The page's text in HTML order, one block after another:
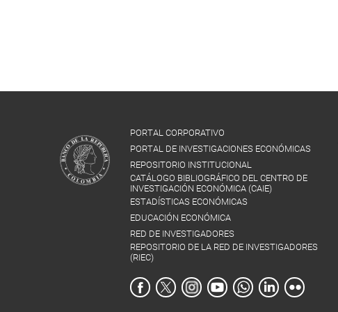
PORTAL CORPORATIVO
PORTAL DE INVESTIGACIONES ECONÓMICAS
REPOSITORIO INSTITUCIONAL
CATÁLOGO BIBLIOGRÁFICO DEL CENTRO DE
INVESTIGACIÓN ECONÓMICA (CAIE)
ESTADÍSTICAS ECONÓMICAS
EDUCACIÓN ECONÓMICA
RED DE INVESTIGADORES
REPOSITORIO DE LA RED DE INVESTIGADORES
(RIEC)